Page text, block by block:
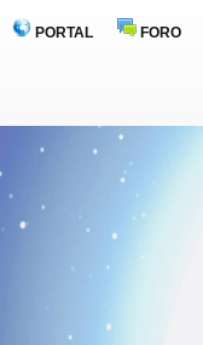
PORTAL FORO